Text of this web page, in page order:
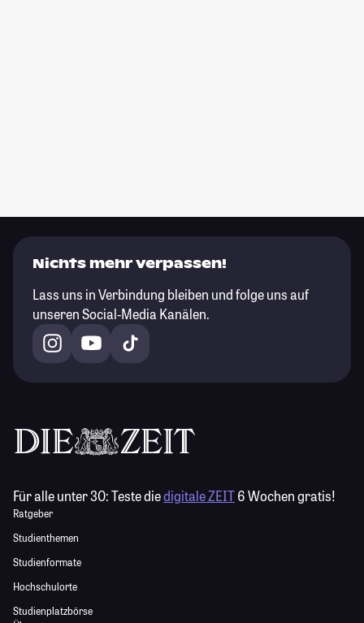
Nichts mehr verpassen!
Lass uns in Verbindung bleiben und folge uns auf
unseren Social-Media Kanälen.
Für alle unter 30:Teste diedigitale ZEIT6 Wochen gratis!
Ratgeber
Studienthemen
Studienformate
Hochschulorte
Studienplatzbörse